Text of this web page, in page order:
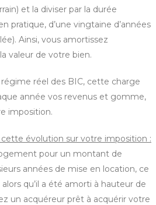
et la diviser par la durée
pratique, d’une vingtaine d’années
Ainsi, vous amortissez
valeur de votre bien.
réel des BIC, cette charge
année vos revenus et gomme,
imposition.
évolution sur votre imposition :
pour un montant de
années de mise en location, ce
qu’il a été amorti à hauteur de
un acquéreur prêt à acquérir votre